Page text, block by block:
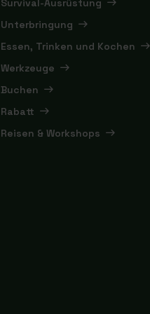
Survival-Ausrüstung
Unterbringung
Essen, Trinken und Kochen
Werkzeuge
Buchen
Rabatt
Reisen & Workshops